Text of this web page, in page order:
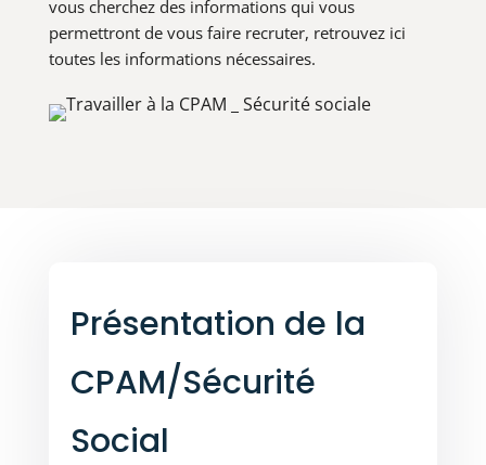
vous cherchez des informations qui vous
permettront de vous faire recruter, retrouvez ici
toutes les informations nécessaires.
Présentation de la
CPAM/Sécurité
Social